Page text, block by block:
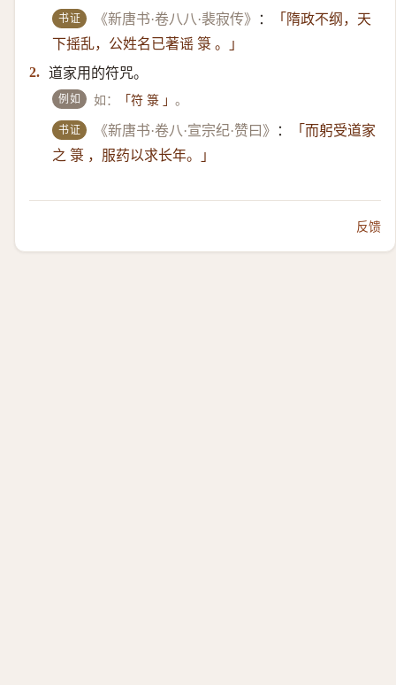
书证 《新唐书·卷八八·裴寂传》 ：
「隋政不纲，天
下摇乱，公姓名已著谣 箓 。」
2. 道家用的符咒。
例如 如： 「符 箓 」。
书证 《新唐书·卷八·宣宗纪·赞曰》 ：
「而躬受道家
之 箓 ，服药以求长年。」
反馈